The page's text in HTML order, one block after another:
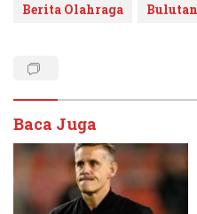
Berita Olahraga
Baca Juga